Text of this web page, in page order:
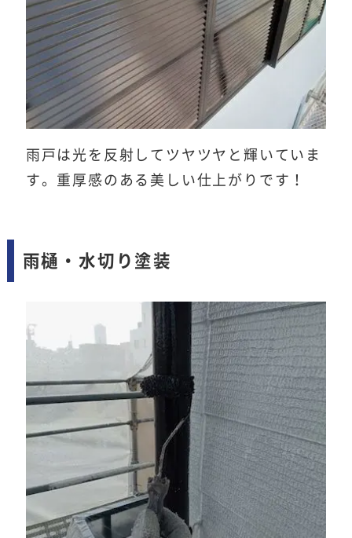
雨戸は光を反射してツヤツヤと輝いていま
す。重厚感のある美しい仕上がりです！
雨樋・水切り塗装